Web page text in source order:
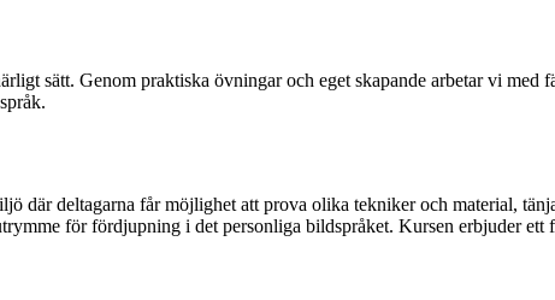
sätt. Genom praktiska övningar och eget skapande arbetar vi
där deltagarna får möjlighet att prova olika tekniker och material,
för fördjupning i det personliga bildspråket. Kursen erbjuder